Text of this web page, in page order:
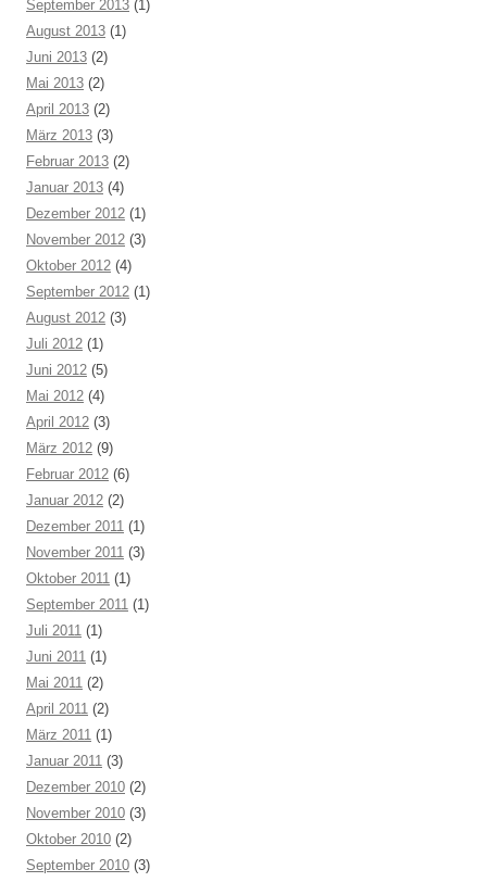
September 2013 (1)
August 2013 (1)
Juni 2013 (2)
Mai 2013 (2)
April 2013 (2)
März 2013 (3)
Februar 2013 (2)
Januar 2013 (4)
Dezember 2012 (1)
November 2012 (3)
Oktober 2012 (4)
September 2012 (1)
August 2012 (3)
Juli 2012 (1)
Juni 2012 (5)
Mai 2012 (4)
April 2012 (3)
März 2012 (9)
Februar 2012 (6)
Januar 2012 (2)
Dezember 2011 (1)
November 2011 (3)
Oktober 2011 (1)
September 2011 (1)
Juli 2011 (1)
Juni 2011 (1)
Mai 2011 (2)
April 2011 (2)
März 2011 (1)
Januar 2011 (3)
Dezember 2010 (2)
November 2010 (3)
Oktober 2010 (2)
September 2010 (3)